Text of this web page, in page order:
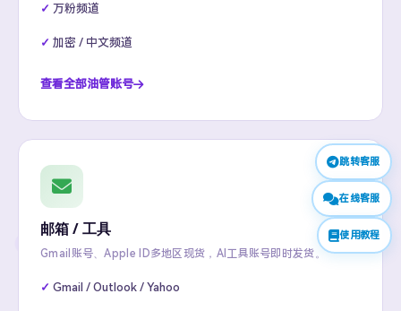
万粉频道
加密 / 中文频道
查看全部油管账号
邮箱 / 工具
Gmail账号、Apple ID多地区现货，AI工具账号即时发货。
Gmail / Outlook / Yahoo
跳转客服
在线客服
使用教程